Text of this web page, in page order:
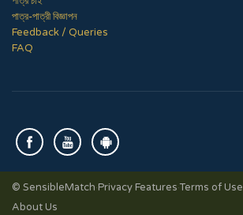
পাত্র-পাত্রী বিজ্ঞাপন
Feedback / Queries
FAQ
© SensibleMatch·Privacy Features·Terms of Use
About Us